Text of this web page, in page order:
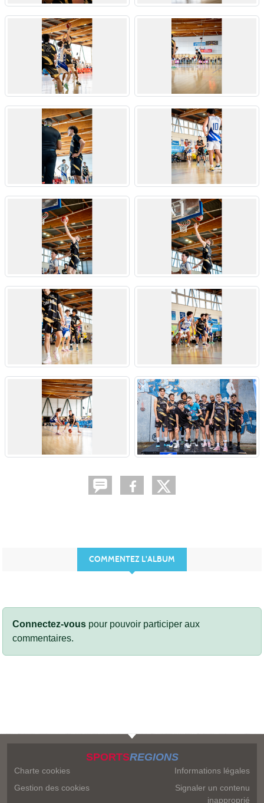
COMMENTEZ L'ALBUM
Connectez-vous pour pouvoir participer aux
commentaires.
SPORTSREGIONS
Charte cookies
Gestion des cookies
Informations légales
Signaler un contenu
inapproprié